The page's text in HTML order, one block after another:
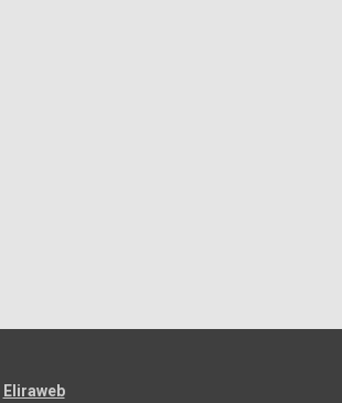
Eliraweb